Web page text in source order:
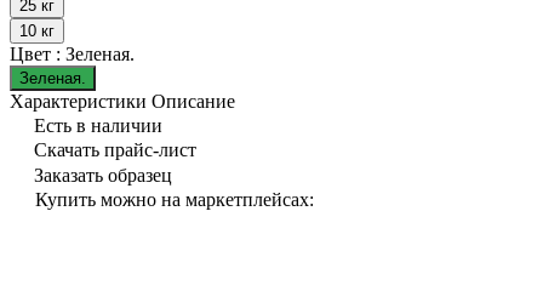
25 кг
10 кг
Цвет : Зеленая.
Зеленая.
Характеристики Описание
Есть в наличии
Скачать прайс-лист
Заказать образец
Купить можно на маркетплейсах: